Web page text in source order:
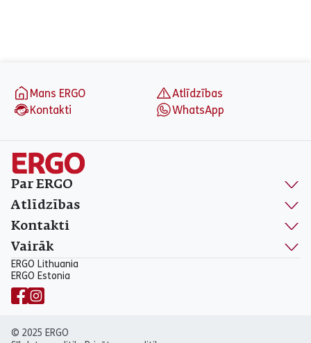
Mans ERGO
Atlīdzības
Kontakti
WhatsApp
Par ERGO
Atlīdzības
Kontakti
Vairāk
ERGO Lithuania
ERGO Estonia
© 2025 ERGO